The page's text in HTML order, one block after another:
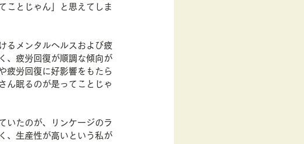
ことじゃん」と思えてしま
るメンタルヘルスおよび疲
、疲労回復が順調な傾向が
疲労回復に好影響をもたら
ん眠るのが是ってことじゃ
いたのが、リンケージのラ
、生産性が高いという私が